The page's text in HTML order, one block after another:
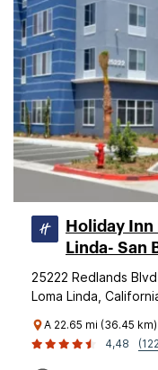
Holiday Inn
Linda- San
25222 Redlands Blvd
Loma Linda,
A 22.65 mi (36.45
4,48